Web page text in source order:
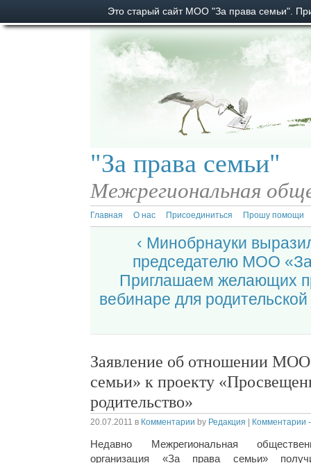
Это старый сайт МОО "За права семьи".
"За права семьи"
Межрегиональная
Главная О нас Присоединиться Прошу помощи
‹ Минобрнауки
председателю МОО
Приглашаем желающих
вебинаре для
Заявление об отношении МОО
семьи» к проекту
родительство»
20.07.2011 в Комментарии by Редакция Комментарии
Недавно Межрегиональная
организация «За права семьи»